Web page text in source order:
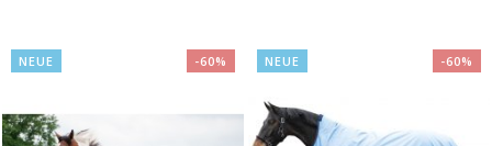
NEUE -60% NEUE -60%